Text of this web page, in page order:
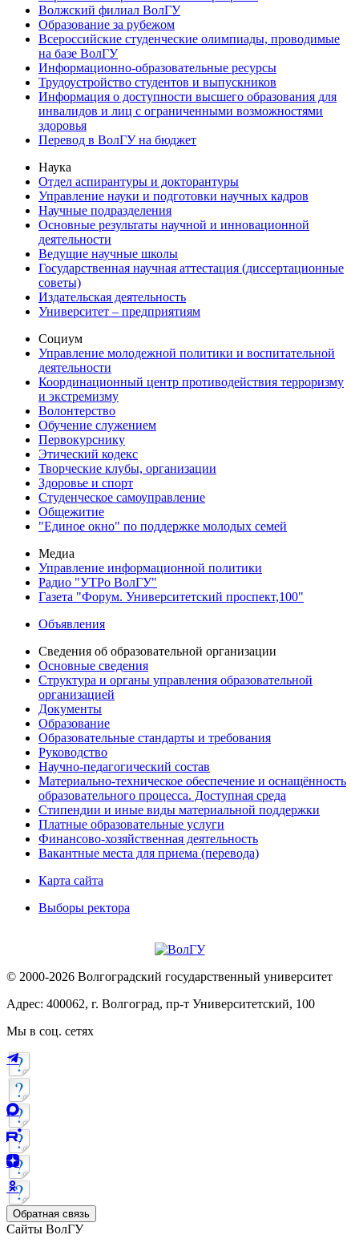
Волжский филиал ВолГУ
Образование за рубежом
Всероссийские студенческие олимпиады, проводимые
на базе ВолГУ
Информационно-образовательные ресурсы
Трудоустройство студентов и выпускников
Информация о доступности высшего образования для
инвалидов и лиц с ограниченными возможностями
здоровья
Перевод в ВолГУ на бюджет
Наука
Отдел аспирантуры и докторантуры
Управление науки и подготовки научных кадров
Научные подразделения
Основные результаты научной и инновационной
деятельности
Ведущие научные школы
Государственная научная аттестация (диссертационные
советы)
Издательская деятельность
Университет – предприятиям
Социум
Управление молодежной политики и воспитательной
деятельности
Координационный центр противодействия терроризму
и экстремизму
Волонтерство
Обучение служением
Первокурснику
Этический кодекс
Творческие клубы, организации
Здоровье и спорт
Студенческое самоуправление
Общежитие
"Единое окно" по поддержке молодых семей
Медиа
Управление информационной политики
Радио "УТРо ВолГУ"
Газета "Форум. Университетский проспект,100"
Объявления
Сведения об образовательной организации
Основные сведения
Структура и органы управления образовательной
организацией
Документы
Образование
Образовательные стандарты и требования
Руководство
Научно-педагогический состав
Материально-техническое обеспечение и оснащённость
образовательного процесса. Доступная среда
Стипендии и иные виды материальной поддержки
Платные образовательные услуги
Финансово-хозяйственная деятельность
Вакантные места для приема (перевода)
Карта сайта
Выборы ректора
© 2000-2026 Волгоградский государственный университет
Адрес: 400062, г. Волгоград, пр-т Университетский, 100
Мы в соц. сетях
Обратная связь
Сайты ВолГУ